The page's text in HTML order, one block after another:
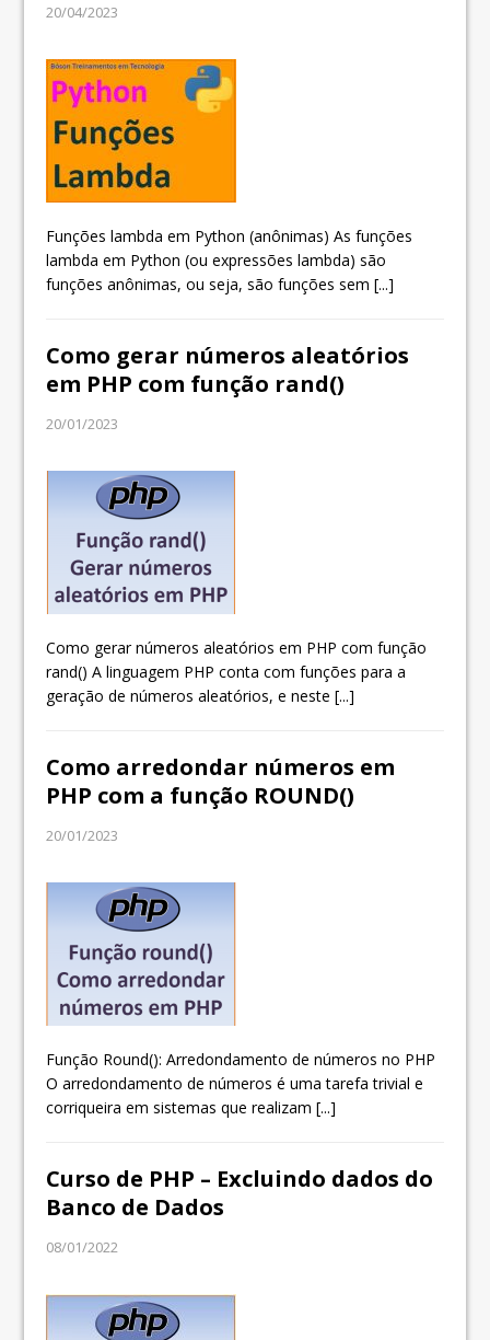
20/04/2023
Funções lambda em Python (anônimas) As funções
lambda em Python (ou expressões lambda) são
funções anônimas, ou seja, são funções sem[...]
Como gerar números aleatórios
em PHP com função rand()
20/01/2023
Como gerar números aleatórios em PHP com função
rand() A linguagem PHP conta com funções para a
geração de números aleatórios, e neste[...]
Como arredondar números em
PHP com a função ROUND()
20/01/2023
Função Round(): Arredondamento de números no PHP
O arredondamento de números é uma tarefa trivial e
corriqueira em sistemas que realizam[...]
Curso de PHP – Excluindo dados do
Banco de Dados
08/01/2022